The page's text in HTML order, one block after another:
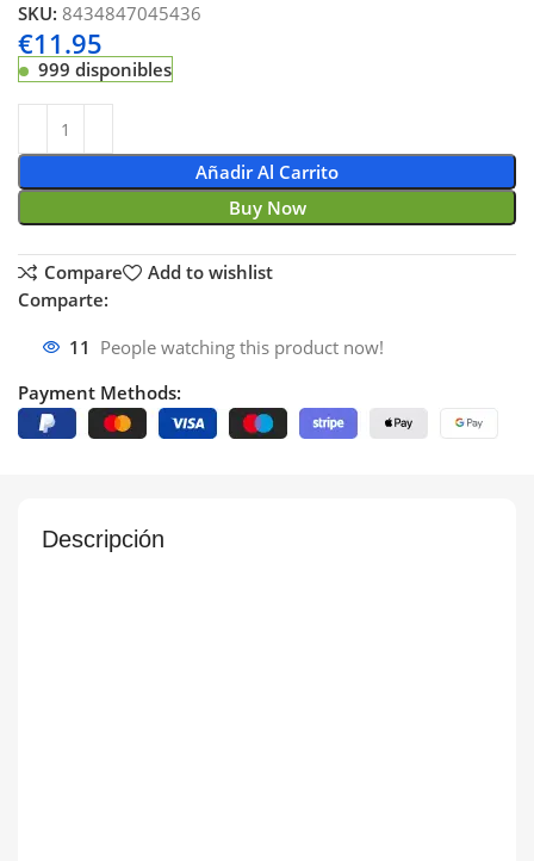
SKU:8434847045436
€11.95
999 disponibles
Añadir Al Carrito
Buy Now
Compare
Add to wishlist
Comparte:
11 People watching this product now!
Payment Methods:
Descripción